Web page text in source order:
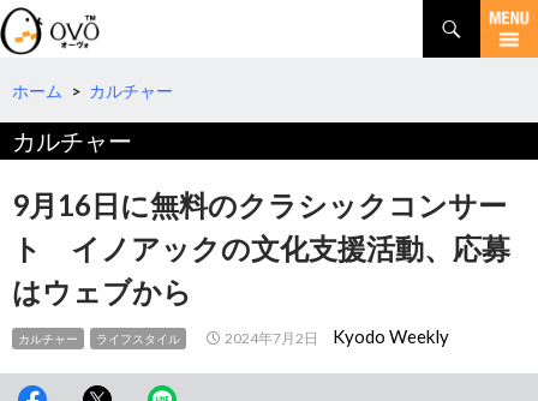
検
索
コ
テ
ツ
へ
ホーム > カルチャー
カルチャー
9月16日に無料のクラシックコンサー
ト イノアックの文化支援活動、応募
はウェブから
カルチャー ライフスタイル 2024年7月2日 Kyodo Weekly